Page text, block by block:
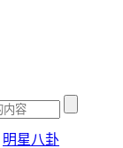
明星八卦